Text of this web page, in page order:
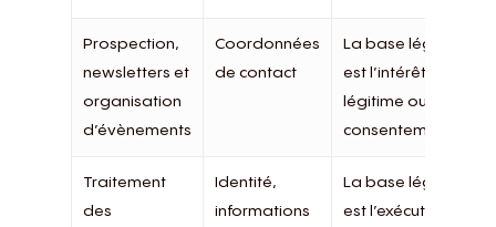
Prospection,
newsletters et
organisation
d’évènements
Coordonnées
de contact
La base légale
est l’intérêt
légitime ou le
consentement
Traitement
des
Identité,
informations
La base légale
est l’exécution de